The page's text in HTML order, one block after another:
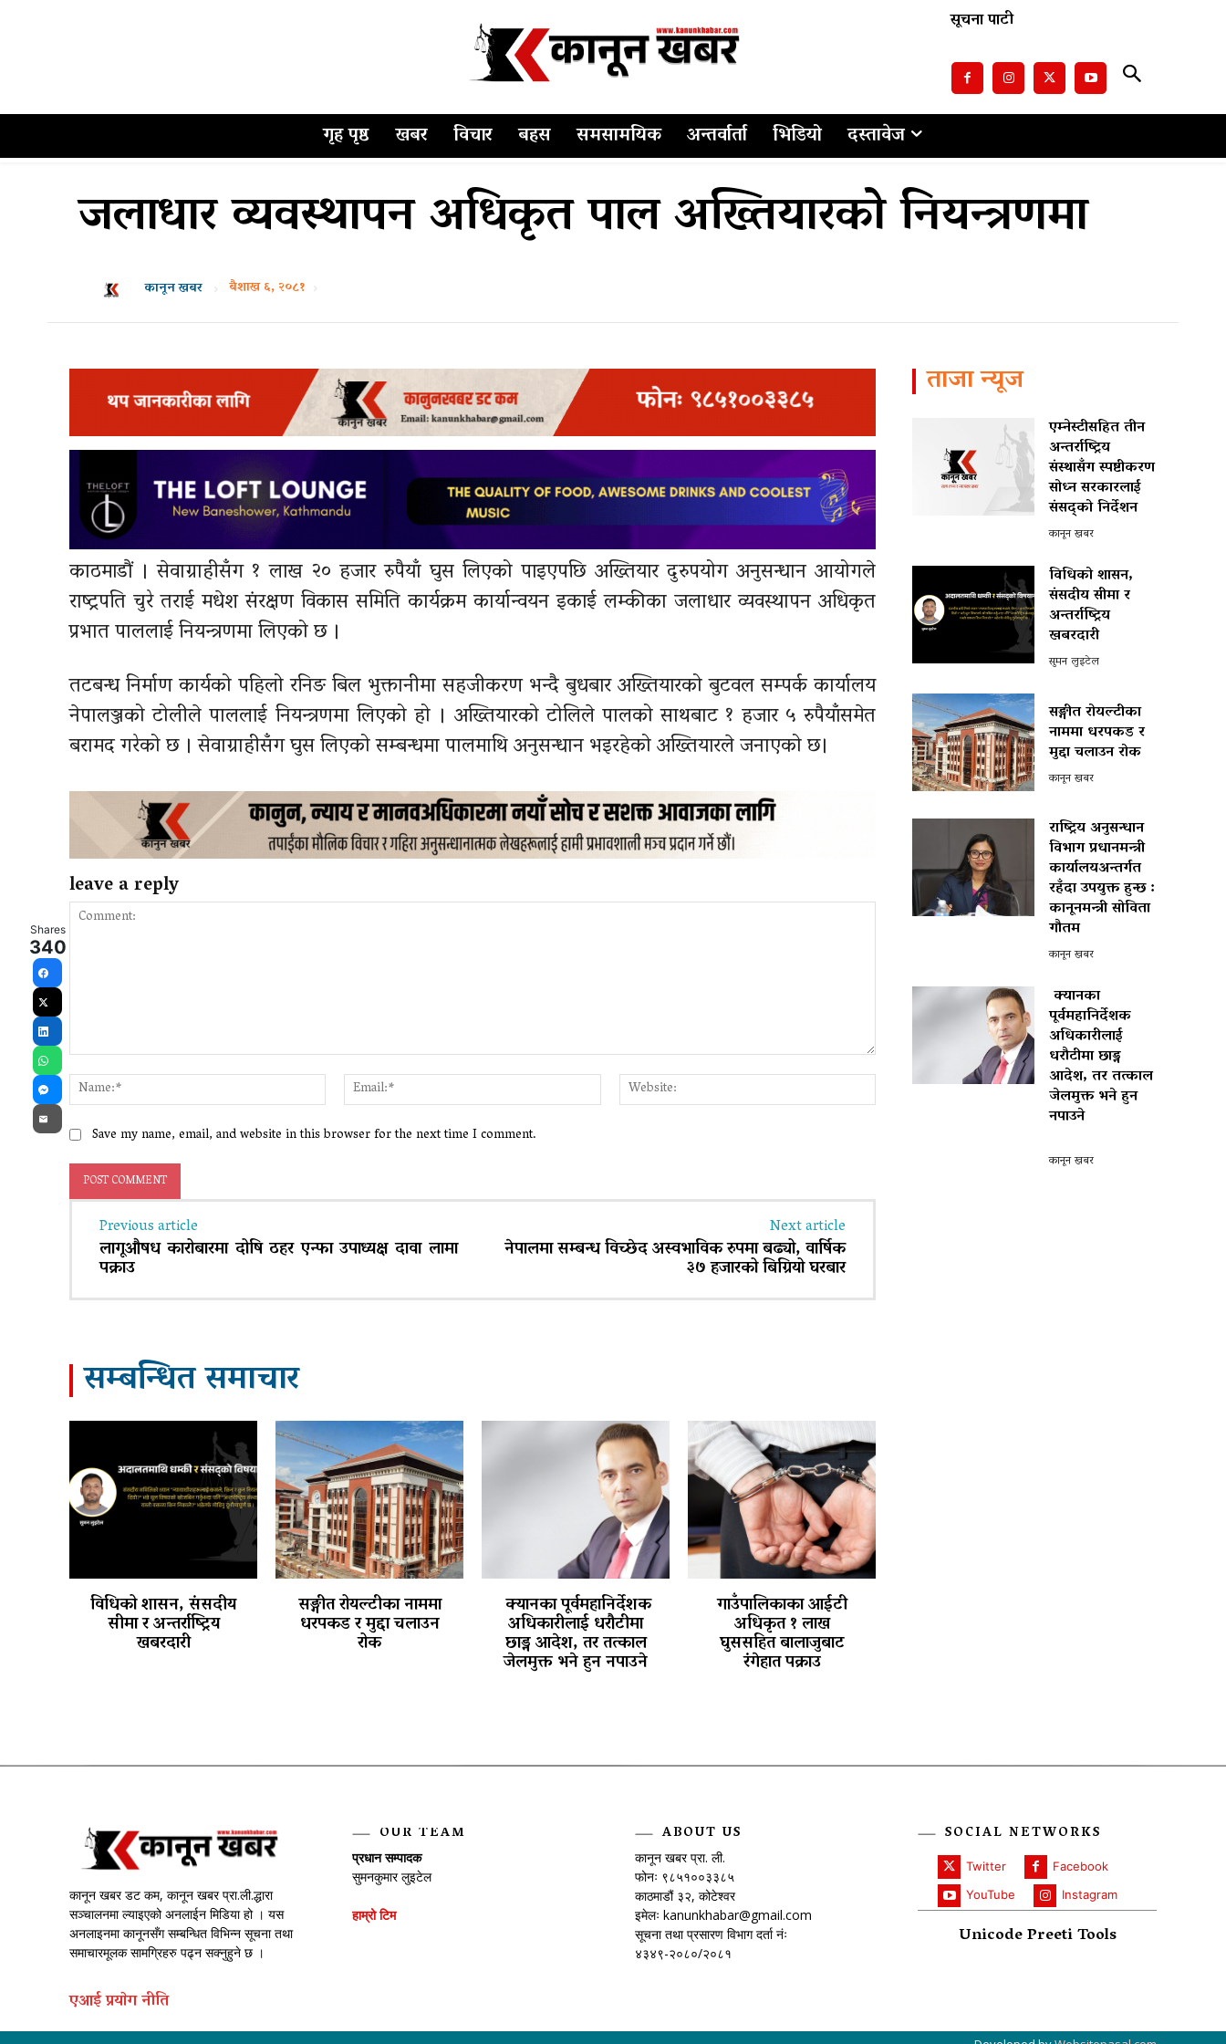
सूचना पाटी
गृह पृष्ठ खबर विचार बहस समसामयिक अन्तर्वार्ता भिडियो दस्तावेज
जलाधार व्यवस्थापन अधिकृत पाल अख्तियारको नियन्त्रणमा
कानून खबर बैशाख ६, २०८१
काठमाडौं । सेवाग्राहीसँग १ लाख २० हजार रुपैयाँ घुस लिएको पाइएपछि अख्तियार दुरुपयोग अनुसन्धान आयोगले
राष्ट्रपति चुरे तराई मधेश संरक्षण विकास समिति कार्यक्रम कार्यान्वयन इकाई लम्कीका जलाधार व्यवस्थापन अधिकृत
प्रभात पाललाई नियन्त्रणमा लिएको छ ।
तटबन्ध निर्माण कार्यको पहिलो रनिङ बिल भुक्तानीमा सहजीकरण भन्दै बुधबार अख्तियारको बुटवल सम्पर्क कार्यालय
नेपालञ्जको टोलीले पाललाई नियन्त्रणमा लिएको हो । अख्तियारको टोलिले पालको साथबाट १ हजार ५ रुपैयाँसमेत
बरामद गरेको छ । सेवाग्राहीसँग घुस लिएको सम्बन्धमा पालमाथि अनुसन्धान भइरहेको अख्तियारले जनाएको छ।
leave a reply
Name:*
Email:* Website:
Save my name, email, and website in this browser for the next time I comment.
Previous article
लागूऔषध कारोबारमा दोषि ठहर एन्फा उपाध्यक्ष दावा लामा
पक्राउ
Next article
नेपालमा सम्बन्ध विच्छेद अस्वभाविक रुपमा बढ्यो, वार्षिक
३७ हजारको बिग्रियो घरबार
सम्बन्धित समाचार
विधिको शासन, संसदीय
सीमा र अन्तर्राष्ट्रिय
खबरदारी
सङ्गीत रोयल्टीका नाममा
धरपकड र मुद्दा चलाउन
रोक
क्यानका पूर्वमहानिर्देशक
अधिकारीलाई धरौटीमा
छाड्न आदेश, तर तत्काल
जेलमुक्त भने हुन नपाउने
पोखरा विमानस्थल राजस्व घोटाला प्रकरण
गाउँपालिकाका आईटी
अधिकृत १ लाख
घुससहित बालाजुबाट
रंगेहात पक्राउ
ताजा न्यूज
एम्नेस्टीसहित तीन
अन्तर्राष्ट्रिय
संस्थासँग स्पष्टीकरण
सोध्न सरकारलाई
संसद्को निर्देशन
कानून खबर
विधिको शासन,
संसदीय सीमा र
अन्तर्राष्ट्रिय
खबरदारी
सुमन लुइटेल
सङ्गीत रोयल्टीका
नाममा धरपकड र
मुद्दा चलाउन रोक
कानून खबर
राष्ट्रिय अनुसन्धान
विभाग प्रधानमन्त्री
कार्यालयअन्तर्गत
रहँदा उपयुक्त हुन्छ :
कानूनमन्त्री सोविता
गौतम
कानून खबर
क्यानका
पूर्वमहानिर्देशक
अधिकारीलाई
धरौटीमा छाड्न
आदेश, तर तत्काल
जेलमुक्त भने हुन
नपाउने
कानून खबर
कानून खबर डट कम, कानून खबर प्रा.ली.द्धारा
सञ्चालनमा ल्याइएको अनलाईन मिडिया हो । यस
अनलाइनमा कानूनसँग सम्बन्धित विभिन्न सूचना तथा
समाचारमूलक सामग्रिहरु पढ्न सक्नुहुने छ ।
एआई प्रयाेग नीति
OUR TEAM
प्रधान सम्पादक
सुमनकुमार लुइटेल
हाम्रो टिम
ABOUT US
कानून खबर प्रा. ली.
फोनः ९८५१००३३८५
काठमाडौं ३२, कोटेश्वर
इमेलः kanunkhabar@gmail.com
सूचना तथा प्रसारण विभाग दर्ता नंः
४३४९-२०८०/२०८१
SOCIAL NETWORKS
Twitter
Facebook
YouTube
Instagram
Unicode Preeti Tools
Shares
340
Facebook
X
LinkedIn
WhatsApp
Messenger
Email